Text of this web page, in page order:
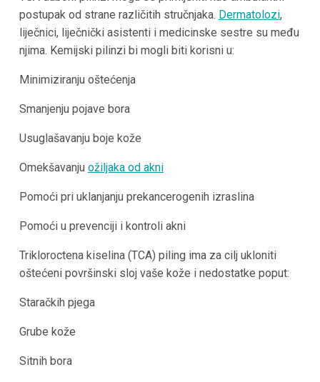
postupak od strane različitih stručnjaka. Dermatolozi,
liječnici, liječnički asistenti i medicinske sestre su među
njima. Kemijski pilinzi bi mogli biti korisni u:
Minimiziranju oštećenja
Smanjenju pojave bora
Usuglašavanju boje kože
Omekšavanju ožiljaka od akni
Pomoći pri uklanjanju prekancerogenih izraslina
Pomoći u prevenciji i kontroli akni
Trikloroctena kiselina (TCA) piling ima za cilj ukloniti
oštećeni površinski sloj vaše kože i nedostatke poput:
Staračkih pjega
Grube kože
Sitnih bora